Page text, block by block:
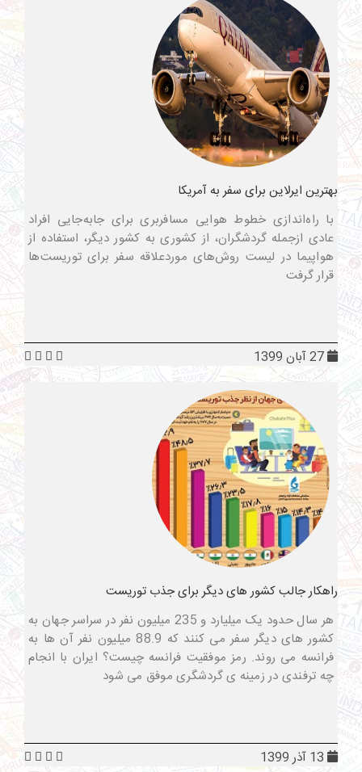
بهترین ایرلاین برای سفر به آمریکا
با راه‌اندازی خطوط هوایی مسافربری برای جابه‌جایی افراد
عادی ازجمله گردشگران، از کشوری به کشور دیگر، استفاده از
هواپیما در لیست روش‌های موردعلاقه سفر برای توریست‌ها
قرار گرفت
راهکار جالب کشور های دیگر برای جذب توریست
هر سال حدود یک میلیارد و 235 میلیون نفر در سراسر جهان به
کشور های دیگر سفر می کنند که 88.9 میلیون نفر آن ها به
فرانسه می روند. رمز موفقیت فرانسه چیست؟ ایران با انجام
چه ترفندی در زمینه ی گردشگری موفق می شود